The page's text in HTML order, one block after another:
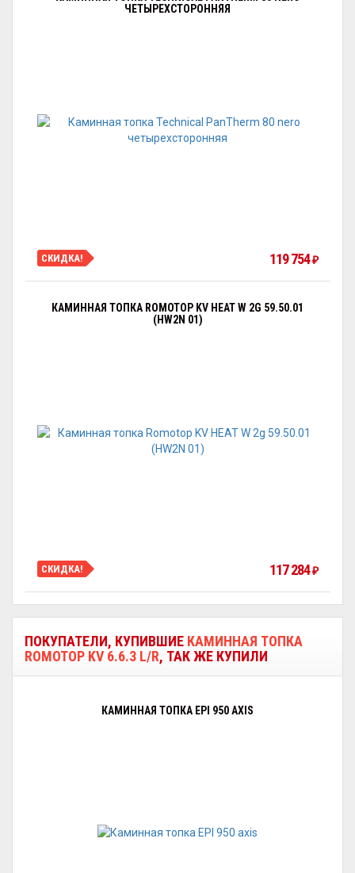
ЧЕТЫРЕХСТОРОННЯЯ
СКИДКА! 119 754 ₽
КАМИННАЯ ТОПКА ROMOTOP KV HEAT W 2G 59.50.01
(HW2N 01)
СКИДКА! 117 284 ₽
ПОКУПАТЕЛИ, КУПИВШИЕ КАМИННАЯ ТОПКА
ROMOTOP KV 6.6.3 L/R, ТАК ЖЕ КУПИЛИ
КАМИННАЯ ТОПКА EPI 950 AXIS